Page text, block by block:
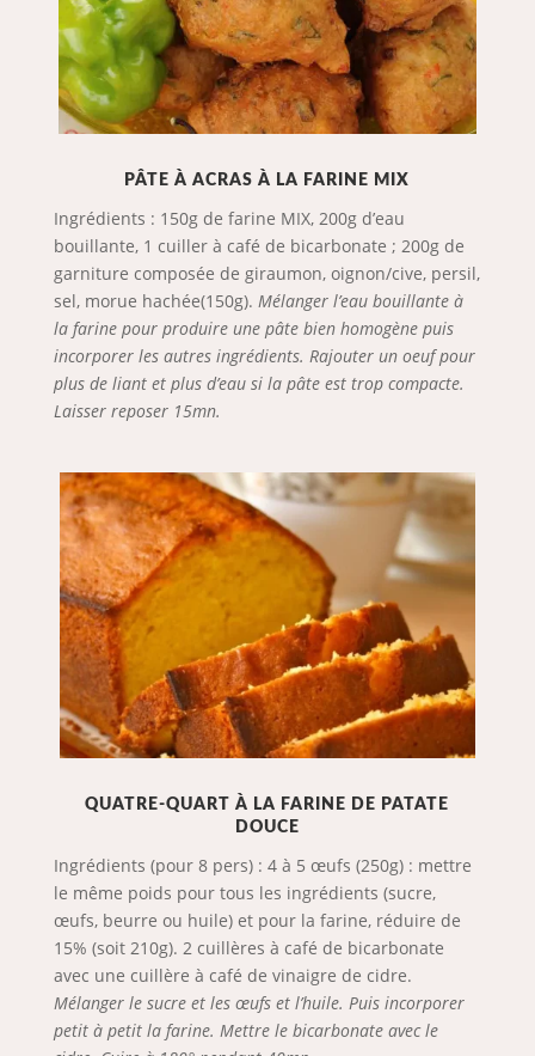
PÂTE À ACRAS À LA FARINE MIX
Ingrédients : 150g de farine MIX, 200g d’eau
bouillante, 1 cuiller à café de bicarbonate ; 200g de
garniture composée de giraumon, oignon/cive, persil,
sel, morue hachée(150g). Mélanger l’eau bouillante à
la farine pour produire une pâte bien homogène puis
incorporer les autres ingrédients. Rajouter un oeuf pour
plus de liant et plus d’eau si la pâte est trop compacte.
Laisser reposer 15mn.
QUATRE-QUART À LA FARINE DE PATATE
DOUCE
Ingrédients (pour 8 pers) : 4 à 5 œufs (250g) : mettre
le même poids pour tous les ingrédients (sucre,
œufs, beurre ou huile) et pour la farine, réduire de
15% (soit 210g). 2 cuillères à café de bicarbonate
avec une cuillère à café de vinaigre de cidre.
Mélanger le sucre et les œufs et l’huile. Puis incorporer
petit à petit la farine. Mettre le bicarbonate avec le